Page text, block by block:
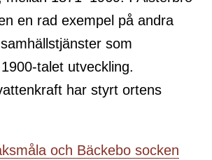
en rad exempel på andra
som
talet utveckling.
har styrt ortens
och Bäckebo socken